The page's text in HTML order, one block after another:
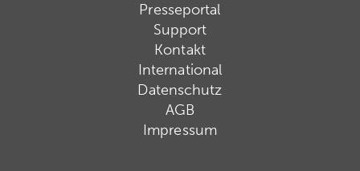
Presseportal
Support
Kontakt
International
Datenschutz
AGB
Impressum